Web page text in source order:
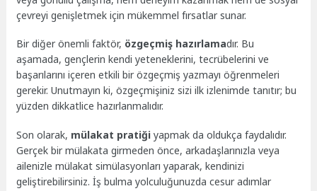
çevreyi genişletmek için mükemmel fırsatlar sunar.
Bir diğer önemli faktör, özgeçmiş hazırlamadır. Bu
aşamada, gençlerin kendi yeteneklerini, tecrübelerini ve
başarılarını içeren etkili bir özgeçmiş yazmayı öğrenmeleri
gerekir. Unutmayın ki, özgeçmişiniz sizi ilk izlenimde tanıtır; bu
yüzden dikkatlice hazırlanmalıdır.
Son olarak, mülakat pratiği yapmak da oldukça faydalıdır.
Gerçek bir mülakata girmeden önce, arkadaşlarınızla veya
ailenizle mülakat simülasyonları yaparak, kendinizi
geliştirebilirsiniz. İş bulma yolculuğunuzda cesur adımlar